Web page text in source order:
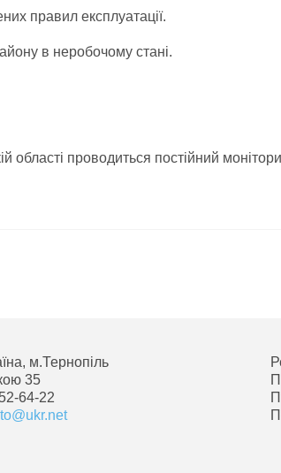
правил експлуатації.
в неробочому стані.
області проводиться постійний
м.Тернопіль
35
64-22